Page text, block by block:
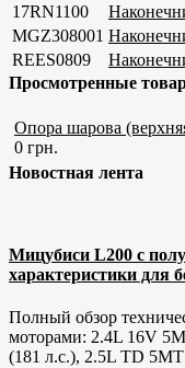
17RN1100
MGZ308001
REES0809
Просмотренные
Опора шарова
0 грн.
Новостная лента
Мицубиси L200 с
характеристики для
Полный обзор
моторами: 2.4L 16V
(181 л.с.), 2.5L TD